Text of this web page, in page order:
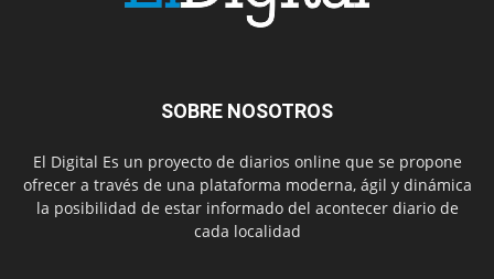
SOBRE NOSOTROS
El Digital Es un proyecto de diarios online que se propone
ofrecer a través de una plataforma moderna, ágil y dinámica
la posibilidad de estar informado del acontecer diario de
cada localidad